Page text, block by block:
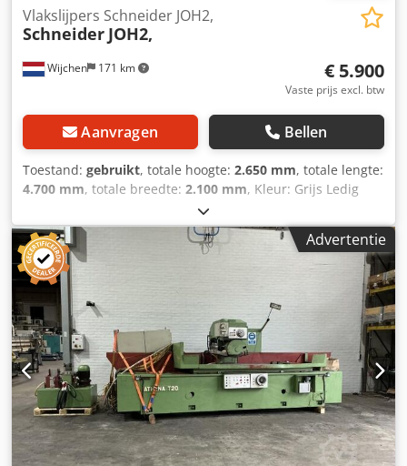
Wijchen 171 km
Vlakslijpers Schneider JOH2,
Schneider JOH2,
€ 5.900
Vaste prijs excl. btw
Aanvragen Bellen
Toestand: gebruikt, totale hoogte: 2.650 mm, totale lengte:
4.700 mm, totale breedte: 2.100 mm, Kleur: Grijs Ledig
gewicht: 5.500 kg - Documentatie aanwezig: Nee - CE
certificaat aanwezig: Nee - Aansturing: Conventioneel - X-
as verplaatsing [mm]: 1500 - Y-as verplaatsing [mm]: 800 -
Z-as verplaatsing [mm]: 700 - Tafelbreedte [mm]: 1200
Credpfxozldvqe Anvsf - Tafeldiepte [mm]: 400 - Magneet
breedte [mm]: 1200 - Magneet diepte [mm]: 300 - Opties:
Digitale uitlezing - └ Type digitale uitlezing: Heidenhain -
Besturing: Conventioneel - Transportafmetingen: 4700mm
x 2100mm x 2650mm (l x b x h) - Transportgewicht [kg]:
5500kg - Transportcolli [st.]: 1 Financiële informatie BTW:
De getoonde prijs is exclusief BTW BTW/marge: BTW
verrekenbaar voor ondernemers Levering en inruil altijd
mogelijk van alles in de industriële sectoren Lukas van
Rossum
Advertentie